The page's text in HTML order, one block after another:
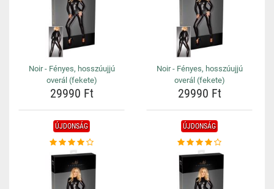
Noir - Fényes, hosszúujjú
overál (fekete)
29990 Ft
Noir - Fényes, hosszúujjú
overál (fekete)
29990 Ft
ÚJDONSÁG ÚJDONSÁG